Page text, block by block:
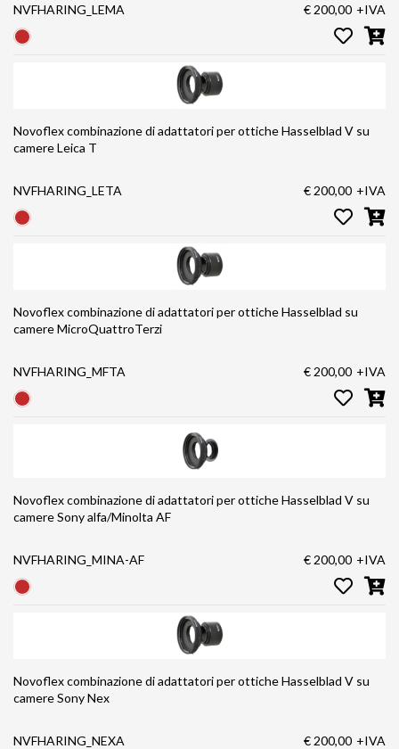
NVFHARING_LEMA € 200,00 +IVA
Novoflex combinazione di adattatori per ottiche Hasselblad V su
camere Leica T
NVFHARING_LETA € 200,00 +IVA
Novoflex combinazione di adattatori per ottiche Hasselblad su
camere MicroQuattroTerzi
NVFHARING_MFTA € 200,00 +IVA
Novoflex combinazione di adattatori per ottiche Hasselblad V su
camere Sony alfa/Minolta AF
NVFHARING_MINA-AF € 200,00 +IVA
Novoflex combinazione di adattatori per ottiche Hasselblad V su
camere Sony Nex
NVFHARING_NEXA € 200,00 +IVA